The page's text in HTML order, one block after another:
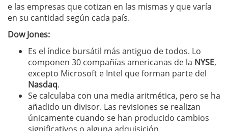
e las empresas que cotizan en las mismas y que varía
en su cantidad según cada país.
Dow Jones:
Es el índice bursátil más antiguo de todos. Lo
componen 30 compañías americanas de la NYSE,
excepto Microsoft e Intel que forman parte del
Nasdaq.
Se calculaba con una media aritmética, pero se ha
añadido un divisor. Las revisiones se realizan
únicamente cuando se han producido cambios